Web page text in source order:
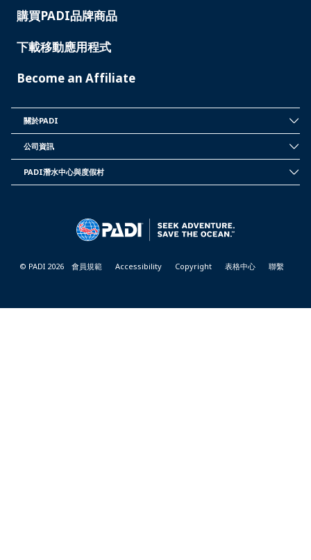
購買PADI品牌商品
下載移動應用程式
Become an Affiliate
PADI
關於PADI
INFORMATION
公司資訊
PADI潛水中心與度假村
© PADI 2026 會員規範 Accessibility Copyright 表格中心 聯繫